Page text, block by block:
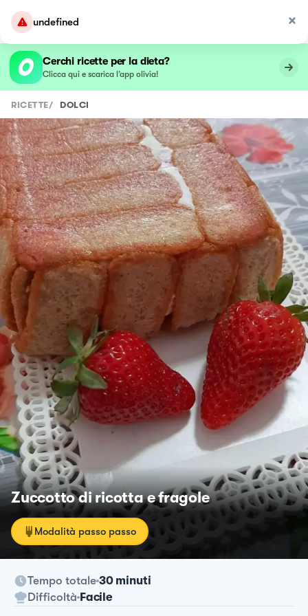
undefined
Cerchi ricette per la dieta?
Clicca qui e scarica l’app olivia!
RICETTE/ DOLCI
Zuccotto di ricotta e fragole
Modalità passo passo
Tempo totale 30 minuti
Difficoltà Facile